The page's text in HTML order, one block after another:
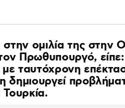
ομιλία της στην
Πρωθυπουργό,
ταυτόχρονη
δημιουργεί